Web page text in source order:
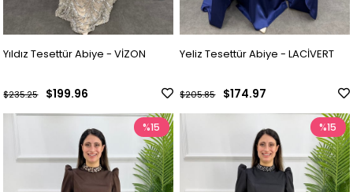
Yıldız Tesettür Abiye - VİZON
$199.96
$235.25
Yeliz Tesettür Abiye - LACİVERT
$174.97
$205.85
%15 %15